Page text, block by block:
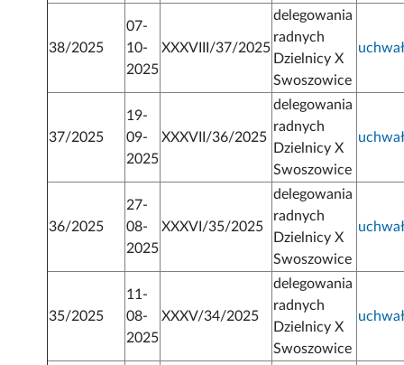
38/2025
07-
10-
2025
XXXVIII/37/2025
delegowania
radnych
Dzielnicy X
Swoszowice
37/2025
19-
09-
2025
XXXVII/36/2025
delegowania
radnych
Dzielnicy X
Swoszowice
36/2025
27-
08-
2025
XXXVI/35/2025
delegowania
radnych
Dzielnicy X
Swoszowice
35/2025
11-
08-
2025
XXXV/34/2025
delegowania
radnych
Dzielnicy X
Swoszowice